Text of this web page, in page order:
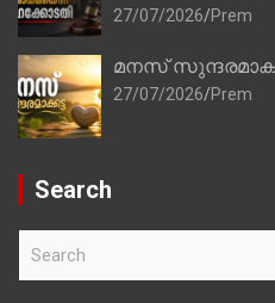
27/07/2026 Prem
മനസ്
27/07/2026 Prem
Search